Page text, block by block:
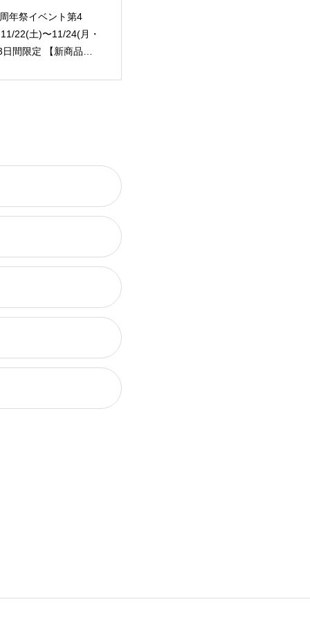
年祭イベント第4
22(土)〜11/24(月・
日間限定 【新商品